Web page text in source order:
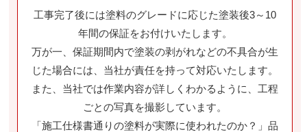
工事完了後には塗料のグレードに応じた塗装後3～10
年間の保証をお付けいたします。
万が一、保証期間内で塗装の剥がれなどの不具合が生
じた場合には、当社が責任を持って対応いたします。
また、当社では作業内容が詳しくわかるように、工程
ごとの写真を撮影しています。
「施工仕様書通りの塗料が実際に使われたのか？」品